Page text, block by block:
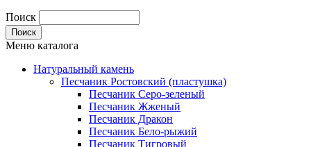
Поиск
Меню каталога
Натуральный камень
Песчаник Ростовский (пластушка)
Песчаник Серо-зеленый
Песчаник Жженый
Песчаник Дракон
Песчаник Бело-рыжий
Песчаник Тигровый